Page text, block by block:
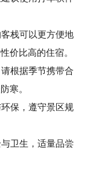
栈可以更方便地
价比高的住宿。
根据季节携带合
寒。
保，遵守景区规
卫生，适量品尝